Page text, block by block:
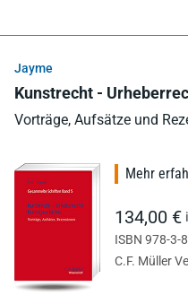
Jayme
Kunstrecht -
Vorträge, Aufsätze und
Mehr
134,00 €
ISBN 978-3-
C.F. Müller